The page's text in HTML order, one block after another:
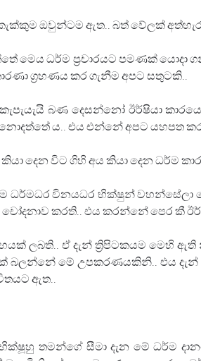
ඔවුන්ටම ඇත.. බත් වේලක්
මෙය ධර්ම ප්‍රචාරයට පමණක් යොදා
ග්‍රහණය කර ගැනීම අප⁣ට සතුටකි..
අකැපැයැයි බණ දෙසන්නෝ
ය.. එය එන්නේ අපට යහපත
දෙන විට ගිහි අය කියා දෙන ධර්ම
ධර්මධර විනයධර භික්ෂුන් වහන්සේලා
කරති.. එය කරන්⁣නේ පෙර කී
ලබති.. ඒ දැන් ත්‍රිපිටකයම
මේ උපකරණයකිනි.. එය දැන්
ඇත..
තමන්ගේ සීමා දැන මේ ධර්ම